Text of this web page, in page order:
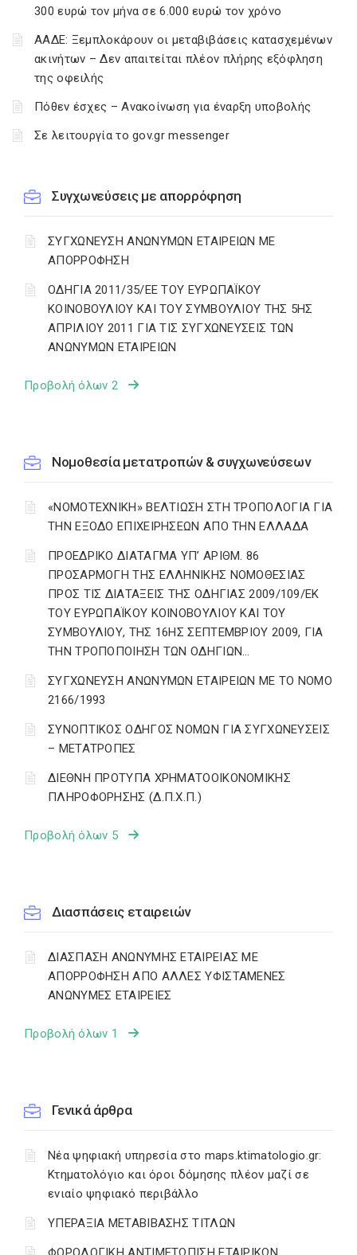
300 ευρώ τον μήνα σε 6.000 ευρώ τον χρόνο
ΑΑΔΕ: Ξεμπλοκάρουν οι μεταβιβάσεις κατασχεμένων
ακινήτων – Δεν απαιτείται πλέον πλήρης εξόφληση
της οφειλής
Πόθεν έσχες – Ανακοίνωση για έναρξη υποβολής
Σε λειτουργία το gov.gr messenger
Συγχωνεύσεις με απορρόφηση
ΣΥΓΧΩΝΕΥΣΗ ΑΝΩΝΥΜΩΝ ΕΤΑΙΡΕΙΩΝ ΜΕ
ΑΠΟΡΡΟΦΗΣΗ
ΟΔΗΓΙΑ 2011/35/ΕΕ ΤΟΥ ΕΥΡΩΠΑΪΚΟΥ
ΚΟΙΝΟΒΟΥΛΙΟΥ ΚΑΙ ΤΟΥ ΣΥΜΒΟΥΛΙΟΥ ΤΗΣ 5ΗΣ
ΑΠΡΙΛΙΟΥ 2011 ΓΙΑ ΤΙΣ ΣΥΓΧΩΝΕΥΣΕΙΣ ΤΩΝ
ΑΝΩΝΥΜΩΝ ΕΤΑΙΡΕΙΩΝ
Προβολή όλων 2
Νομοθεσία μετατροπών & συγχωνεύσεων
«ΝΟΜΟΤΕΧΝΙΚΗ» ΒΕΛΤΙΩΣΗ ΣΤΗ ΤΡΟΠΟΛΟΓΙΑ ΓΙΑ
ΤΗΝ ΕΞΟΔΟ ΕΠΙΧΕΙΡΗΣΕΩΝ ΑΠΟ ΤΗΝ ΕΛΛΑΔΑ
ΠΡΟΕΔΡΙΚΟ ΔΙΑΤΑΓΜΑ ΥΠ’ ΑΡΙΘΜ. 86
ΠΡΟΣΑΡΜΟΓΗ ΤΗΣ ΕΛΛΗΝΙΚΗΣ ΝΟΜΟΘΕΣΙΑΣ
ΠΡΟΣ ΤΙΣ ΔΙΑΤΑΞΕΙΣ ΤΗΣ ΟΔΗΓΙΑΣ 2009/109/ΕΚ
ΤΟΥ ΕΥΡΩΠΑΪΚΟΥ ΚΟΙΝΟΒΟΥΛΙΟΥ ΚΑΙ ΤΟΥ
ΣΥΜΒΟΥΛΙΟΥ, ΤΗΣ 16ΗΣ ΣΕΠΤΕΜΒΡΙΟΥ 2009, ΓΙΑ
ΤΗΝ ΤΡΟΠΟΠΟΙΗΣΗ ΤΩΝ ΟΔΗΓΙΩΝ…
ΣΥΓΧΩΝΕΥΣΗ ΑΝΩΝΥΜΩΝ ΕΤΑΙΡΕΙΩΝ ΜΕ ΤΟ ΝΟΜΟ
2166/1993
ΣΥΝΟΠΤΙΚΟΣ ΟΔΗΓΟΣ ΝΟΜΩΝ ΓΙΑ ΣΥΓΧΩΝΕΥΣΕΙΣ
– ΜΕΤΑΤΡΟΠΕΣ
ΔΙΕΘΝΗ ΠΡΟΤΥΠΑ ΧΡΗΜΑΤΟΟΙΚΟΝΟΜΙΚΗΣ
ΠΛΗΡΟΦΟΡΗΣΗΣ (Δ.Π.Χ.Π.)
Προβολή όλων 5
Διασπάσεις εταιρειών
ΔΙΑΣΠΑΣΗ ΑΝΩΝΥΜΗΣ ΕΤΑΙΡΕΙΑΣ ΜΕ
ΑΠΟΡΡΟΦΗΣΗ ΑΠΟ ΑΛΛΕΣ ΥΦΙΣΤΑΜΕΝΕΣ
ΑΝΩΝΥΜΕΣ ΕΤΑΙΡΕΙΕΣ
Προβολή όλων 1
Γενικά άρθρα
Νέα ψηφιακή υπηρεσία στο maps.ktimatologio.gr:
Κτηματολόγιο και όροι δόμησης πλέον μαζί σε
ενιαίο ψηφιακό περιβάλλο
ΥΠΕΡΑΞΙΑ ΜΕΤΑΒΙΒΑΣΗΣ ΤΙΤΛΩΝ